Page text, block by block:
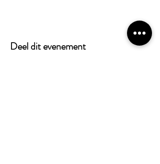
Deel dit evenement